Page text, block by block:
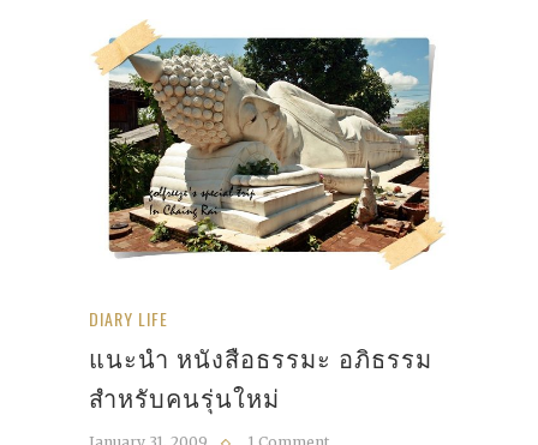
DIARY LIFE
แนะนำ หนังสือธรรมะ อภิธรรม
สำหรับคนรุ่นใหม่